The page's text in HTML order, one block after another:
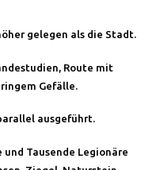
gelegen als die Stadt.
Route mit
Gefälle.
ausgeführt.
und Tausende Legionäre